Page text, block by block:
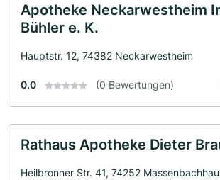
Apotheke Neckarwestheim
Bühler e. K.
Hauptstr. 12, 74382 Neckarwestheim
0.0 (0 Bewertungen)
Rathaus Apotheke Dieter
Heilbronner Str. 41, 74252